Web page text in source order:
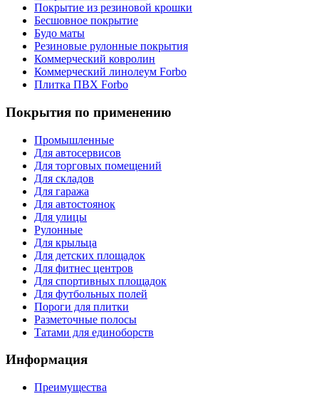
Покрытие из резиновой крошки
Бесшовное покрытие
Будо маты
Резиновые рулонные покрытия
Коммерческий ковролин
Коммерческий линолеум Forbo
Плитка ПВХ Forbo
Покрытия по применению
Промышленные
Для автосервисов
Для торговых помещений
Для складов
Для гаража
Для автостоянок
Для улицы
Рулонные
Для крыльца
Для детских площадок
Для фитнес центров
Для спортивных площадок
Для футбольных полей
Пороги для плитки
Разметочные полосы
Татами для единоборств
Информация
Преимущества